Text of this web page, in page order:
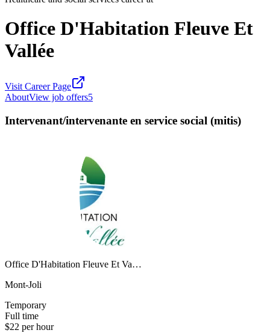
Office D'Habitation Fleuve Et
Vallée
Visit Career Page
AboutView job offers5
Intervenant/intervenante en service social (mitis)
Office D'Habitation Fleuve Et Va…
Mont-Joli
Temporary
Full time
$22 per hour